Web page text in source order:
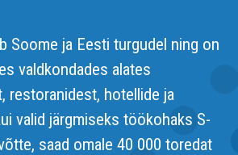
Soome ja Eesti turgudel ning on
valdkondades alates
restoranidest, hotellide ja
valid järgmiseks töökohaks S-
saad omale 40 000 toredat